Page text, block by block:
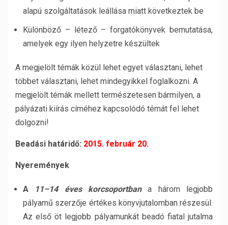
alapú szolgáltatások leállása miatt következtek be
Különböző – létező – forgatókönyvek bemutatása,
amelyek egy ilyen helyzetre készültek
A megjelölt témák közül lehet egyet választani, lehet
többet választani, lehet mindegyikkel foglalkozni. A
megjelölt témák mellett természetesen bármilyen, a
pályázati kiírás címéhez kapcsolódó témát fel lehet
dolgozni!
Beadási határidő: 2015. február 20.
Nyeremények
A 11–14 éves korcsoportban
a három legjobb
pályamű szerzője értékes könyvjutalomban részesül.
Az első öt legjobb pályamunkát beadó fiatal jutalma